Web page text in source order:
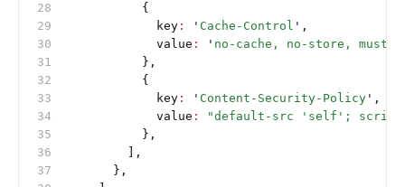
          {
            key
: ' Cache-Control ' ,
            value
: ' no-cache, no-store, must-
          },
          {
            key
: ' Content-Security-Policy ' ,
            value
:
"default-src 'self';
          },
        ],
      },